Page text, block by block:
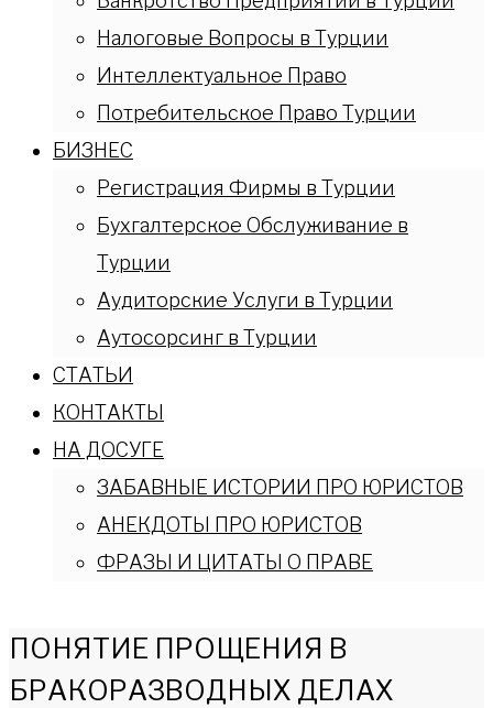
Налоговые Вопросы в Турции
Интеллектуальное Право
Потребительское Право Турции
БИЗНЕС
Регистрация Фирмы в Турции
Бухгалтерское Обслуживание в
Турции
Аудиторские Услуги в Турции
Аутосорсинг в Турции
СТАТЬИ
КОНТАКТЫ
НА ДОСУГЕ
ЗАБАВНЫЕ ИСТОРИИ ПРО ЮРИСТОВ
АНЕКДОТЫ ПРО ЮРИСТОВ
ФРАЗЫ И ЦИТАТЫ О ПРАВЕ
ПОНЯТИЕ ПРОЩЕНИЯ В
БРАКОРАЗВОДНЫХ ДЕЛАХ